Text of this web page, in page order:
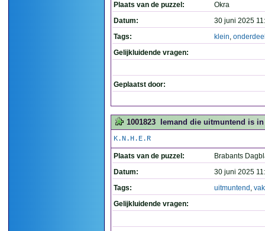
Plaats van de puzzel:
Okra
Datum:
30 juni 2025
Tags:
klein,
Gelijkluidende vragen:
Geplaatst door:
1001823 Iemand die uitmuntend is
K.N.H.E.R
Plaats van de puzzel:
Brabants
Datum:
30 juni 2025
Tags:
uitmuntend , vak
Gelijkluidende vragen: